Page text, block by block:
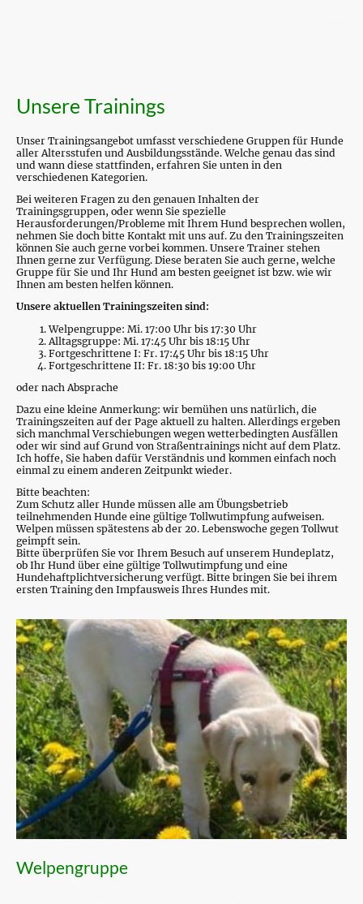
Unsere Trainings
Unser Trainingsangebot umfasst verschiedene Gruppen für Hunde
aller Altersstufen und Ausbildungsstände. Welche genau das sind
und wann diese stattfinden, erfahren Sie unten in den
verschiedenen Kategorien.
Bei weiteren Fragen zu den genauen Inhalten der
Trainingsgruppen, oder wenn Sie spezielle
Herausforderungen/Probleme mit Ihrem Hund besprechen wollen,
nehmen Sie doch bitte Kontakt mit uns auf. Zu den Trainingszeiten
können Sie auch gerne vorbei kommen. Unsere Trainer stehen
Ihnen gerne zur Verfügung. Diese beraten Sie auch gerne, welche
Gruppe für Sie und Ihr Hund am besten geeignet ist bzw. wie wir
Ihnen am besten helfen können.
Unsere aktuellen Trainingszeiten sind:
Welpengruppe: Mi. 17:00 Uhr bis 17:30 Uhr
Alltagsgruppe: Mi. 17:45 Uhr bis 18:15 Uhr
Fortgeschrittene I: Fr. 17:45 Uhr bis 18:15 Uhr
Fortgeschrittene II: Fr. 18:30 bis 19:00 Uhr
oder nach Absprache
Dazu eine kleine Anmerkung: wir bemühen uns natürlich, die
Trainingszeiten auf der Page aktuell zu halten. Allerdings ergeben
sich manchmal Verschiebungen wegen wetterbedingten Ausfällen
oder wir sind auf Grund von Straßentrainings nicht auf dem Platz.
Ich hoffe, Sie haben dafür Verständnis und kommen einfach noch
einmal zu einem anderen Zeitpunkt wieder.
Bitte beachten:
Zum Schutz aller Hunde müssen alle am Übungsbetrieb
teilnehmenden Hunde eine gültige Tollwutimpfung aufweisen.
Welpen müssen spätestens ab der 20. Lebenswoche gegen Tollwut
geimpft sein.
Bitte überprüfen Sie vor Ihrem Besuch auf unserem Hundeplatz,
ob Ihr Hund über eine gültige Tollwutimpfung und eine
Hundehaftplichtversicherung verfügt. Bitte bringen Sie bei ihrem
ersten Training den Impfausweis Ihres Hundes mit.
Welpengruppe